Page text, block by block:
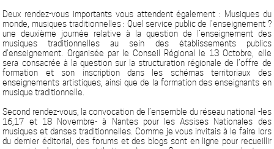
Deux rendez-vous importants vous attendent également : Musiques du
monde, musiques traditionnelles : Quel service public de l’enseignement ?
une deuxième journée relative à la question de l’enseignement des
musiques traditionnelles au sein des établissements publics
d’enseignement. Organisée par le Conseil Régional le 13 Octobre, elle
sera consacrée à la question sur la structuration régionale de l’offre de
formation et son inscription dans les schémas territoriaux des
enseignements artistiques, ainsi que de la formation des enseignants en
musique traditionnelle.
Second rendez-vous, la convocation de l’ensemble du réseau national -les
16,17 et 18 Novembre- à Nantes pour les Assises Nationales des
musiques et danses traditionnelles. Comme je vous invitais à le faire lors
du dernier éditorial, des forums et des blogs sont en ligne pour recueillir